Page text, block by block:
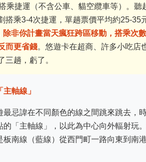
乘捷運（不含公車、貓空纜車等）。聽
搭乘3-4次捷運，單趟票價平均約25-35
除非你計畫當天瘋狂跨區移動，搭乘次
而更省錢。悠遊卡在超商、許多小吃店
三趟，虧了。
軸線」
忌諱在不同顏色的線之間跳來跳去，
「主軸線」，以此為中心向外輻射玩
南線（藍線）從西門町一路向東到南